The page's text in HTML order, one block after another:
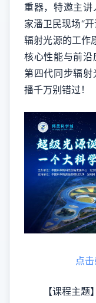
重器，特邀主
家潘卫民现场“
辐射光源的工作
核心性能与前
第四代同步辐
播千万别错过！
点
【课程主题】